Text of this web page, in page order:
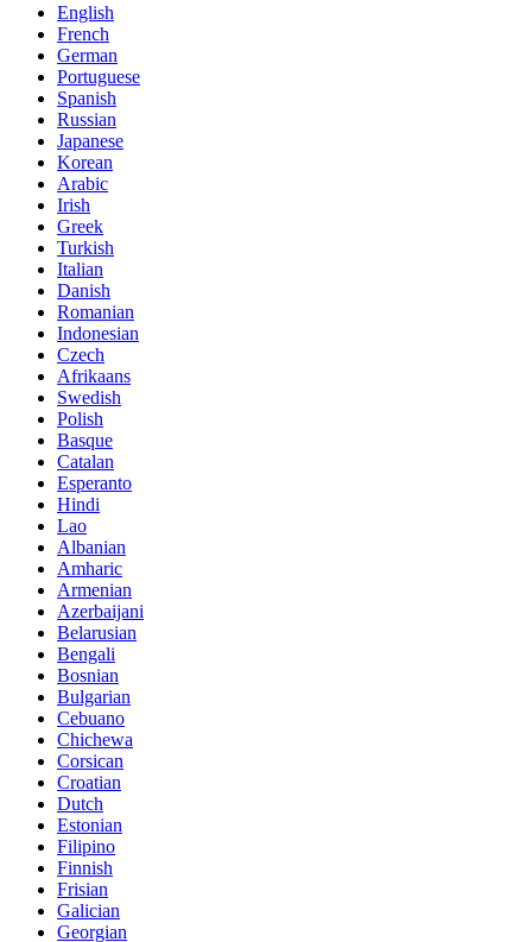
English
French
German
Portuguese
Spanish
Russian
Japanese
Korean
Arabic
Irish
Greek
Turkish
Italian
Danish
Romanian
Indonesian
Czech
Afrikaans
Swedish
Polish
Basque
Catalan
Esperanto
Hindi
Lao
Albanian
Amharic
Armenian
Azerbaijani
Belarusian
Bengali
Bosnian
Bulgarian
Cebuano
Chichewa
Corsican
Croatian
Dutch
Estonian
Filipino
Finnish
Frisian
Galician
Georgian